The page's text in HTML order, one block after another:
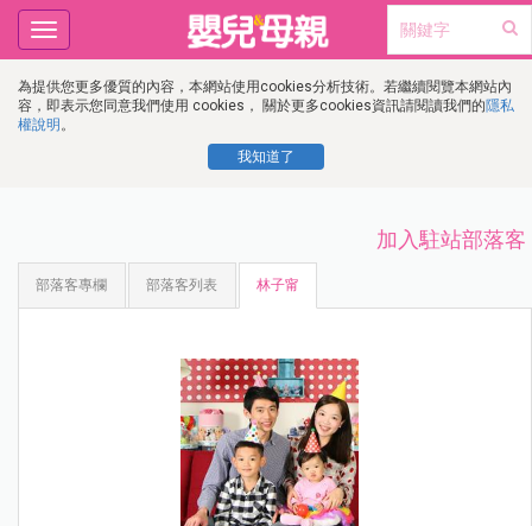
為提供您更多優質的內容，本網站使用cookies分析技術。若繼續閱覽本網站內
容，即表示您同意我們使用 cookies， 關於更多cookies資訊請閱讀我們的隱私
權說明 。
我知道了
Toggle
navigation
加入駐站部落客
部落客專欄 部落客列表 林子甯